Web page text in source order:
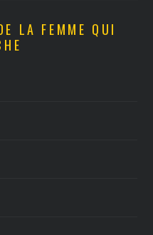
LA FEMME QUI